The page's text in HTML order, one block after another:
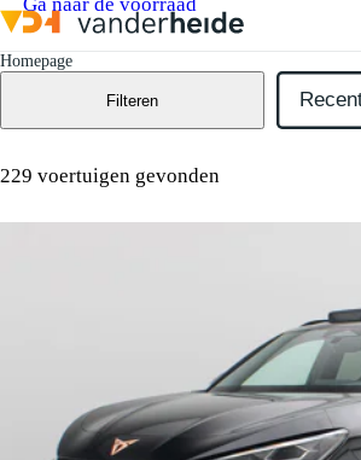
Homepage
229 voertuigen gevonden
Filteren